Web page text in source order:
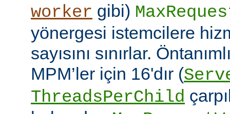
worker gibi)
yönergesi istemcilere
sayısını sınırlar.
MPM’ler için 16'dır (
ThreadsPerChild